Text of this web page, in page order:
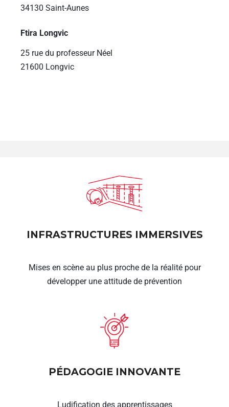
34130 Saint-Aunes
Ftira Longvic
25 rue du professeur Néel
21600 Longvic
INFRASTRUCTURES IMMERSIVES
Mises en scène au plus proche de la réalité pour
développer une attitude de prévention
PÉDAGOGIE INNOVANTE
Ludification des apprentissages